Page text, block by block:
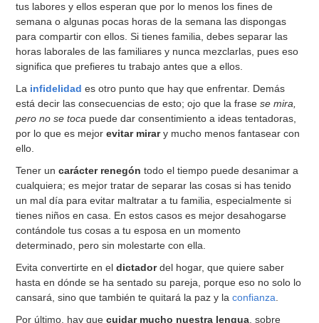
tus labores y ellos esperan que por lo menos los fines de
semana o algunas pocas horas de la semana las dispongas
para compartir con ellos. Si tienes familia, debes separar las
horas laborales de las familiares y nunca mezclarlas, pues eso
significa que prefieres tu trabajo antes que a ellos.
La infidelidad es otro punto que hay que enfrentar. Demás
está decir las consecuencias de esto; ojo que la frase se mira,
pero no se toca puede dar consentimiento a ideas tentadoras,
por lo que es mejorevitar mirary mucho menos fantasear con
ello.
Tener uncarácter renegón todo el tiempo puede desanimar a
cualquiera; es mejor tratar de separar las cosas si has tenido
un mal día para evitar maltratar a tu familia, especialmente si
tienes niños en casa. En estos casos es mejor desahogarse
contándole tus cosas a tu esposa en un momento
determinado, pero sin molestarte con ella.
Evita convertirte en el dictadordel hogar, que quiere saber
hasta en dónde se ha sentado su pareja, porque eso no solo lo
cansará, sino que también te quitará la paz y laconfianza
Por último, hay que cuidar mucho nuestra lengua , sobre